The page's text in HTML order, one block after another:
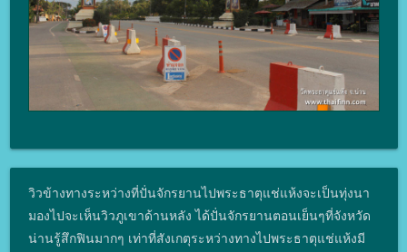
วิวข้างทางระหว่างที่ปั่นจักรยานไปพระธาตุแช่แห้งจะเป็นทุ่งนา
มองไปจะเห็นวิวภูเขาด้านหลัง ได้ปั่นจักรยานตอนเย็นๆที่จังหวัด
น่านรู้สึกฟินมากๆ เท่าที่สังเกตุระหว่างทางไปพระธาตุแช่แห้งมี